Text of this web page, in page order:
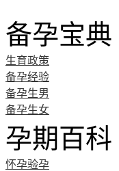
备孕宝典
生育政策
备孕经验
备孕生男
备孕生女
孕期百科
怀孕验孕